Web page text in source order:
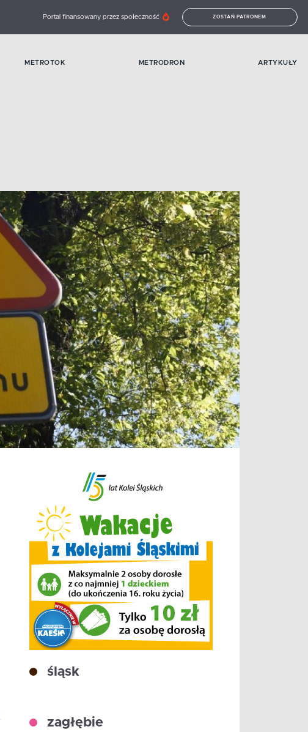
Portal finansowany przez społeczność ZOSTAŃ PATRONEM
METROTOK METRODRON ARTYKUŁY
śląsk
zagłębie